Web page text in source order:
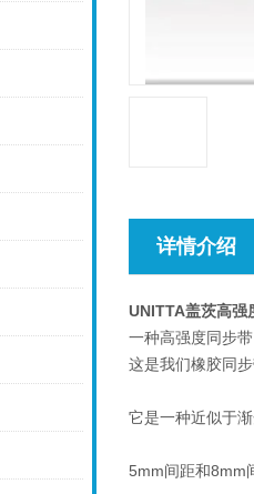
详情介绍
UNITTA盖茨高强
一种高强度同步
这是我们橡胶同
它是一种近似于
5mm间距和8mm